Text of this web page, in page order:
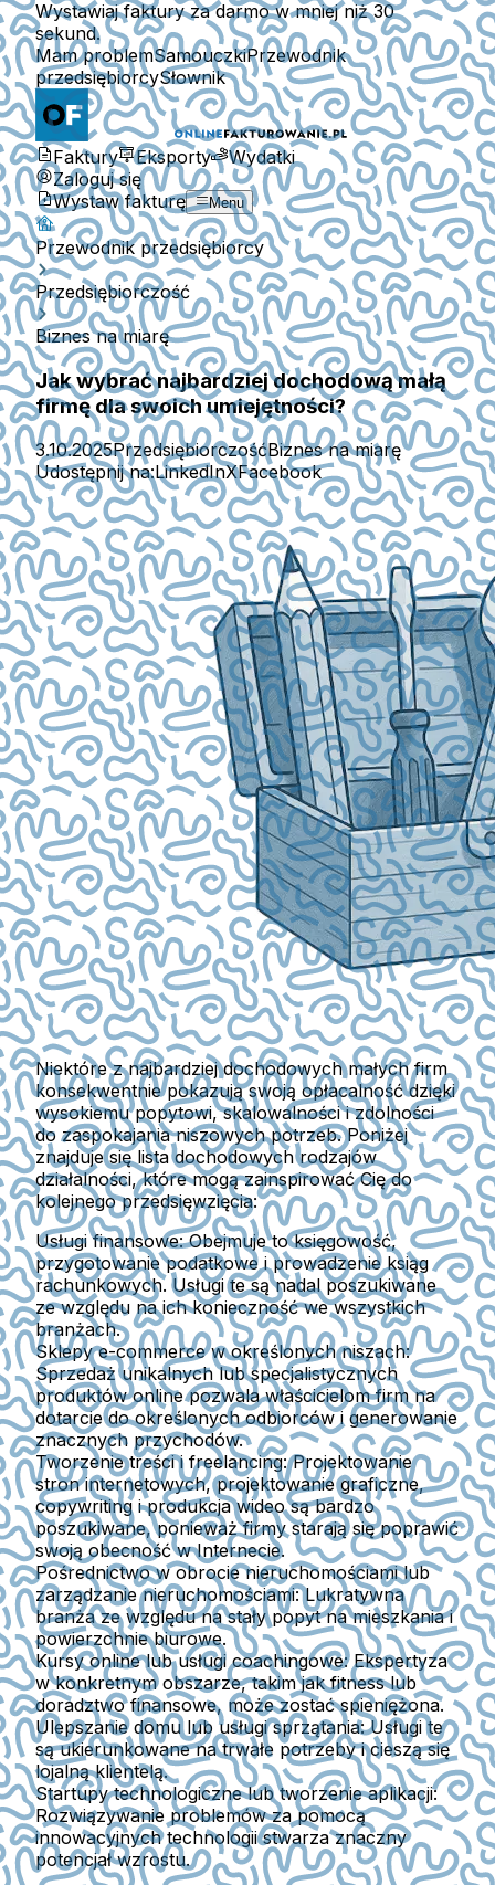
Wystawiaj faktury za darmo w mniej niż 30
sekund.
Mam problemSamouczkiPrzewodnik
przedsiębiorcySłownik
Faktury Eksporty
Wydatki
Zaloguj się
Wystaw fakturę
Menu
Przewodnik przedsiębiorcy
Przedsiębiorczość
Biznes na miarę
Jak wybrać najbardziej dochodową małą
firmę dla swoich umiejętności?
3.10.2025PrzedsiębiorczośćBiznes na miarę
Udostępnij na:LinkedInXFacebook
Niektóre z najbardziej dochodowych małych firm
konsekwentnie pokazują swoją opłacalność dzięki
wysokiemu popytowi, skalowalności i zdolności
do zaspokajania niszowych potrzeb. Poniżej
znajduje się lista dochodowych rodzajów
działalności, które mogą zainspirować Cię do
kolejnego przedsięwzięcia:
Usługi finansowe:Obejmuje to księgowość,
przygotowanie podatkowe i prowadzenie ksiąg
rachunkowych. Usługi te są nadal poszukiwane
ze względu na ich konieczność we wszystkich
branżach.
Sklepy e-commerce w określonych niszach:
Sprzedaż unikalnych lub specjalistycznych
produktów online pozwala właścicielom firm na
dotarcie do określonych odbiorców i generowanie
znacznych przychodów.
Tworzenie treści i freelancing:Projektowanie
stron internetowych, projektowanie graficzne,
copywriting i produkcja wideo są bardzo
poszukiwane, ponieważ firmy starają się poprawić
swoją obecność w Internecie.
Pośrednictwo w obrocie nieruchomościami lub
zarządzanie nieruchomościami:Lukratywna
branża ze względu na stały popyt na mieszkania i
powierzchnie biurowe.
Kursy online lub usługi coachingowe:Ekspertyza
w konkretnym obszarze, takim jak fitness lub
doradztwo finansowe, może zostać spieniężona.
Ulepszanie domu lub usługi sprzątania:Usługi te
są ukierunkowane na trwałe potrzeby i cieszą się
lojalną klientelą.
Startupy technologiczne lub tworzenie aplikacji:
Rozwiązywanie problemów za pomocą
innowacyjnych technologii stwarza znaczny
potencjał wzrostu.